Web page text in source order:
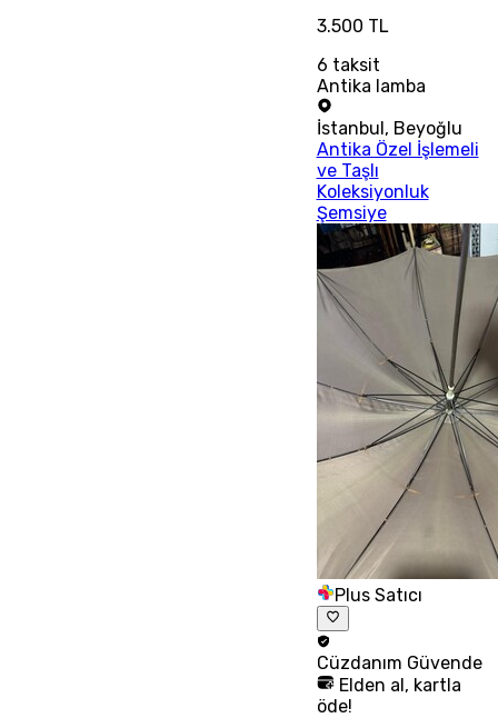
3.500 TL
6 taksit
Antika lamba
İstanbul , Beyoğlu
Antika Özel İşlemeli
ve Taşlı
Koleksiyonluk
Şemsiye
Plus Satıcı
Cüzdanım Güvende
Elden al, kartla
öde!